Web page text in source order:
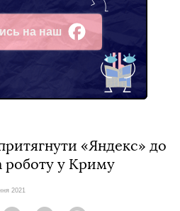
на наш
«Яндекс» до
роботу у Криму
2021